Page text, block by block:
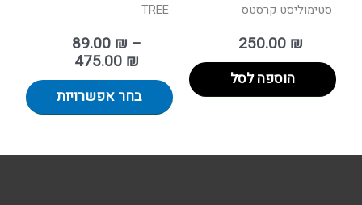
סטימוליסט קרסטס
250.00 ₪
הוספה לסל
TREE
89.00 ₪ –
475.00 ₪
בחר אפשרויות